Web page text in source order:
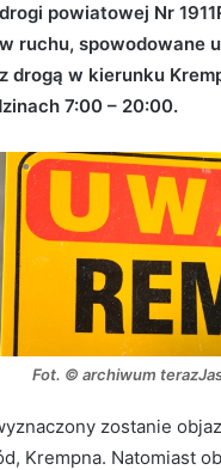
powiatowej Nr
ruchu, spowodowane
drogą w kierunku
7:00 – 20:00.
Fot. © archiwum
zostanie
Krempna. Natomiast